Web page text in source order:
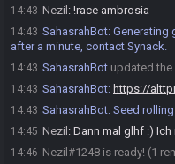
14:43 Nezil : !race ambrosia
14:43 SahasrahBot: Generating
after a minute, contact Synack.
14:43 SahasrahBot updated
14:43 SahasrahBot: https://
14:43 SahasrahBot: Seed
14:45 Nezil : Dann mal glhf :)
14:46 Nezil#1248 is ready! (1